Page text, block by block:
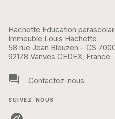
Hachette Education
Immeuble Louis Hachette
58 rue Jean Bleuzen – CS
92178 Vanves CEDEX, France
question_answer Contactez-nous
SUIVEZ-NOUS